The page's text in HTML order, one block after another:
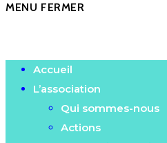
MENU FERMER
Accueil
L’association
Qui sommes-nous
Actions